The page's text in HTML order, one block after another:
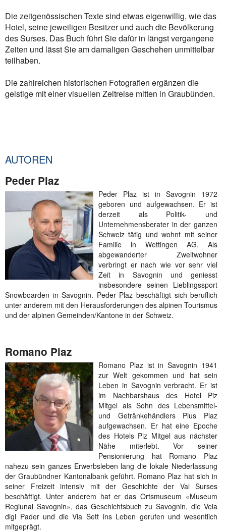
Die zeitgenössischen Texte sind etwas eigenwillig, wie das
Hotel, seine jeweiligen Besitzer und auch die Bevölkerung
des Surses. Das Buch führt Sie dafür in längst vergangene
Zeiten und lässt Sie am damaligen Geschehen unmittelbar
teilhaben.
Die zahlreichen historischen Fotografien ergänzen die
geistige mit einer visuellen Zeitreise mitten in Graubünden.
AUTOREN
Peder Plaz
Peder Plaz ist in Savognin 1972
geboren und aufgewachsen. Er ist
derzeit als Politik- und
Unternehmensberater in der ganzen
Schweiz tätig und wohnt mit seiner
Familie in Wettingen AG. Als
abgewanderter Zweitwohner
verbringt er nach wie vor sehr viel
Zeit in Savognin und geniesst
insbesondere seinen Lieblingssport
Snowboarden in Savognin. Peder Plaz beschäftigt sich beruflich
unter anderem mit den Herausforderungen des alpinen Tourismus
und der alpinen Gemeinden/Kantone in der Schweiz.
Romano Plaz
Romano Plaz ist in Savognin 1941
zur Welt gekommen und hat sein
Leben in Savognin verbracht. Er ist
im Nachbarshaus des Hotel Piz
Mitgel als Sohn des Lebensmittel-
und Getränkehändlers Pius Plaz
aufgewachsen. Er hat eine Epoche
des Hotels Piz Mitgel aus nächster
Nähe miterlebt. Vor seiner
Pensionierung hat Romano Plaz
nahezu sein ganzes Erwerbsleben lang die lokale Niederlassung
der Graubündner Kantonalbank geführt. Romano Plaz hat sich in
seiner Freizeit intensiv mit der Geschichte der Val Surses
beschäftigt. Unter anderem hat er das Ortsmuseum «Museum
Regiunal Savognin», das Geschichtsbuch zu Savognin, die Veia
digl Pader und die Via Sett ins Leben gerufen und wesentlich
mitgeprägt.